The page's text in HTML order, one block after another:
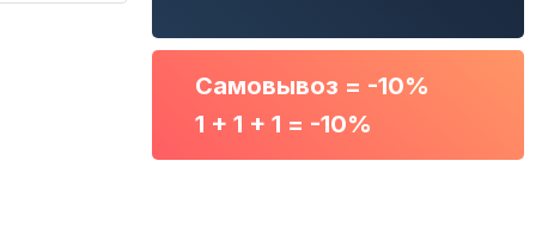
Самовывоз = -10%
1 + 1 + 1 = -10%